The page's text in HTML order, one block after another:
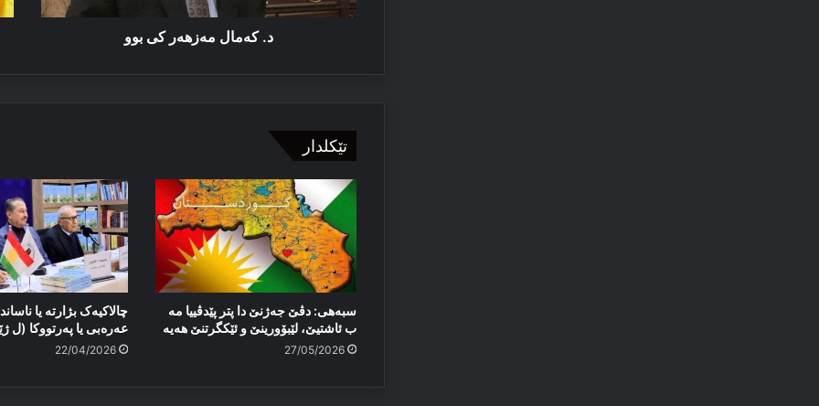
د. کەمال مەزهەر كی بوو
تێکلدار
سبەهی: دڤێ جەژنێ دا پتر پێدڤییا مە
ب ئاشتیێ، لێبۆورینێ و ئێكگرتنێ هەیە
27/05/2026
چالاکیەک بژارتە یا
عەرەبی یا پەرتووکا (ل
22/04/2026